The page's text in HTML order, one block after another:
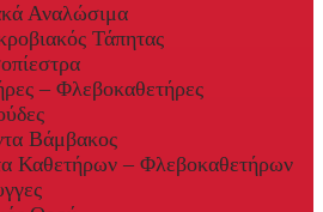
Αναλώσιμα
Τάπητας
– Φλεβοκαθετήρες
Βάμβακος
Καθετήρων – Φλεβοκαθετήρων